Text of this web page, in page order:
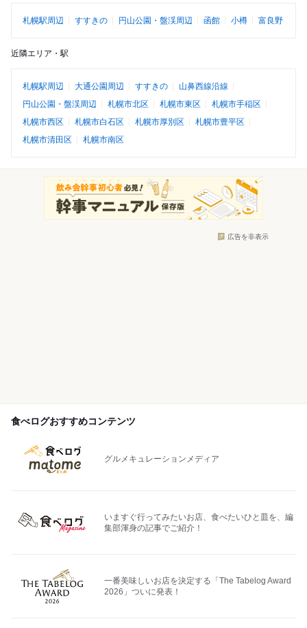
札幌駅周辺 すすきの 円山公園・盤渓周辺 函館 小樽 富良野
近隣エリア・駅
札幌駅周辺 大通公園周辺 すすきの
山鼻西線沿線
円山公園・盤渓周辺
札幌市北区 札幌市東区
札幌市手稲区
札幌市西区
札幌市白石区 札幌市厚別区
札幌市豊平区
札幌市清田区
札幌市南区
広告を非表示
食べログおすすめコンテンツ
グルメキュレーションメディア
いますぐ行ってみたいお店、食べたいひと皿を、編
集部渾身の記事でご紹介！
一番美味しいお店を決定する「The Tabelog Award
2026」ついに発表！